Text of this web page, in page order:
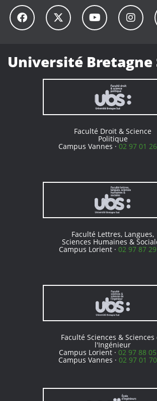
Université Bretagne
Faculté Droit & Science
Politique
Campus Vannes ·02 97 01
Faculté Lettres, Langues,
Sciences Humaines &
Campus Lorient · 02 97 87
Faculté Sciences & Sciences
l'Ingénieur
Campus Lorient · 02 97 88
Campus Vannes · 02 97 01